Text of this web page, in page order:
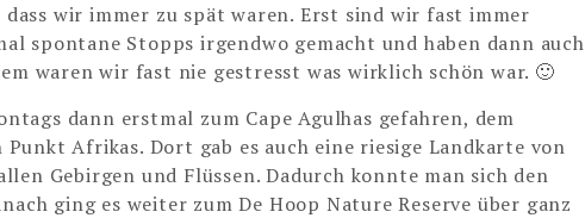
wir immer zu spät waren. Erst sind wir fast immer
spontane Stopps irgendwo gemacht und haben dann auch
waren wir fast nie gestresst was wirklich schön war. 🙂
dann erstmal zum Cape Agulhas gefahren, dem
Punkt Afrikas. Dort gab es auch eine riesige Landkarte von
Gebirgen und Flüssen. Dadurch konnte man sich den
ging es weiter zum De Hoop Nature Reserve über ganz